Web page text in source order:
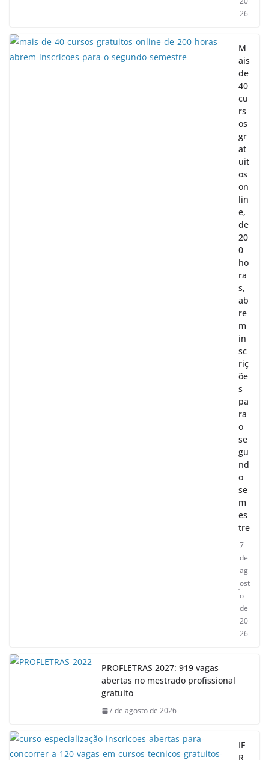
26
M
ais
de
40
cu
rs
os
gr
at
uit
os
on
lin
e,
de
20
0
ho
ra
s,
ab
re
m
in
sc
riç
õe
s
pa
ra
o
se
gu
nd
o
se
m
es
tre
7
de
ag
ost
o
de
20
26
PROFLETRAS 2027: 919 vagas
abertas no mestrado profissional
gratuito
7 de agosto de 2026
IF
R